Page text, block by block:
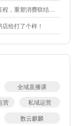
塑消费联结新体验
给打了个样！
全域直播课
营
私域运营
数云麒麟